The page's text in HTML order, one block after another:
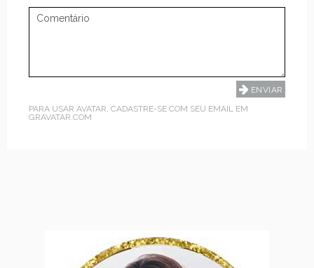
PARA USAR AVATAR, CADASTRE-SE COM SEU EMAIL EM
GRAVATAR.COM